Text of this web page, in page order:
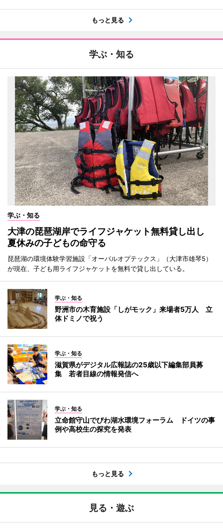
もっと見る
学ぶ・知る
学ぶ・知る
大津の琵琶湖岸でライフジャケット無料貸し出し
夏休みの子どもの命守る
琵琶湖の環境体験学習施設「オーパルオプテックス」（大津市雄琴5）
が現在、子ども用ライフジャケットを無料で貸し出している。
学ぶ・知る
野洲市の木育施設「しがモック」来場者5万人 立
体ドミノで祝う
学ぶ・知る
滋賀県がデジタル広報誌の25歳以下編集部員募
集 若者目線の情報発信へ
学ぶ・知る
立命館守山でびわ湖水環境フォーラム ドイツの事
例や高校生の探究を発表
もっと見る
見る・遊ぶ